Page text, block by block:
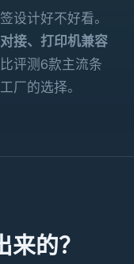
设计好不好看。
接、打印机兼容
评测6款主流条
厂的选择。
的？